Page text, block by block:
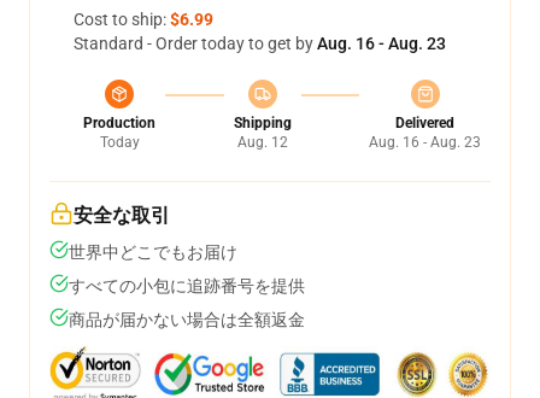
Cost to ship:$6.99
Standard - Order today to get byAug. 16 - Aug. 23
Production
Today
Shipping
Aug. 12
Delivered
Aug. 16 - Aug. 23
安全な取引
世界中どこでもお届け
すべての小包に追跡番号を提供
商品が届かない場合は全額返金